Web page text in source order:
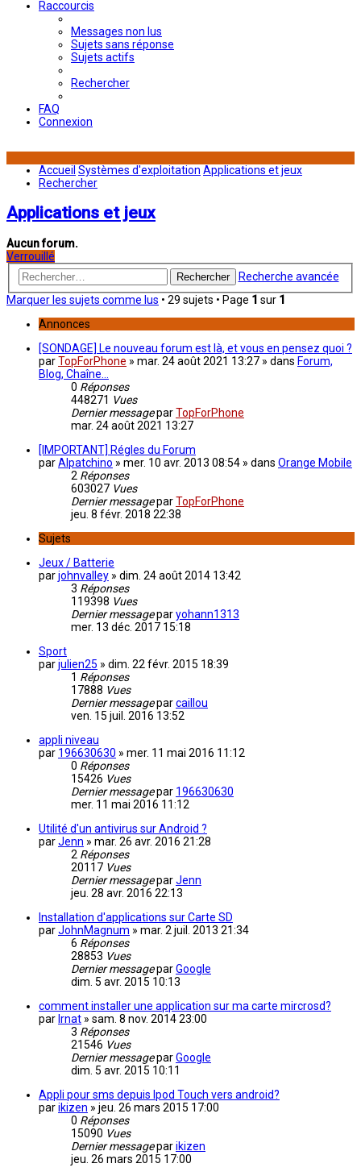
Raccourcis
Messages non lus
Sujets sans réponse
Sujets actifs
Rechercher
FAQ
Connexion
Accueil Systèmes d'exploitation Applications et jeux
Rechercher
Applications et jeux
Aucun forum.
Verrouillé
Rechercher
Recherche avancée
Marquer les sujets comme lus • 29 sujets • Page 1 sur 1
Annonces
[SONDAGE] Le nouveau forum est là, et vous en pensez quoi ?
parTopForPhone » mar. 24 août 2021 13:27 » dans Forum,
Blog, Chaîne...
0 Réponses
448271 Vues
Dernier messageparTopForPhone
mar. 24 août 2021 13:27
[IMPORTANT] Régles du Forum
parAlpatchino » mer. 10 avr. 2013 08:54 » dans Orange Mobile
2 Réponses
603027 Vues
Dernier messageparTopForPhone
jeu. 8 févr. 2018 22:38
Sujets
Jeux / Batterie
parjohnvalley » dim. 24 août 2014 13:42
3 Réponses
119398 Vues
Dernier messageparyohann1313
mer. 13 déc. 2017 15:18
Sport
parjulien25 » dim. 22 févr. 2015 18:39
1 Réponses
17888 Vues
Dernier messageparcaillou
ven. 15 juil. 2016 13:52
appli niveau
par 196630630 » mer. 11 mai 2016 11:12
0 Réponses
15426 Vues
Dernier messagepar 196630630
mer. 11 mai 2016 11:12
Utilité d'un antivirus sur Android ?
parJenn » mar. 26 avr. 2016 21:28
2 Réponses
20117 Vues
Dernier messageparJenn
jeu. 28 avr. 2016 22:13
Installation d'applications sur Carte SD
parJohnMagnum » mar. 2 juil. 2013 21:34
6 Réponses
28853 Vues
Dernier messageparGoogle
dim. 5 avr. 2015 10:13
comment installer une application sur ma carte mircrosd?
par lrnat » sam. 8 nov. 2014 23:00
3 Réponses
21546 Vues
Dernier messageparGoogle
dim. 5 avr. 2015 10:11
Appli pour sms depuis Ipod Touch vers android?
parikizen » jeu. 26 mars 2015 17:00
0 Réponses
15090 Vues
Dernier messageparikizen
jeu. 26 mars 2015 17:00